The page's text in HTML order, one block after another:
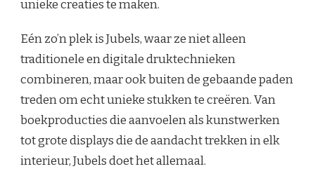
unieke creaties te maken.
Eén zo’n plek is Jubels, waar ze niet alleen
traditionele en digitale druktechnieken
combineren, maar ook buiten de gebaande paden
treden om echt unieke stukken te creëren. Van
boekproducties die aanvoelen als kunstwerken
tot grote displays die de aandacht trekken in elk
interieur, Jubels doet het allemaal.